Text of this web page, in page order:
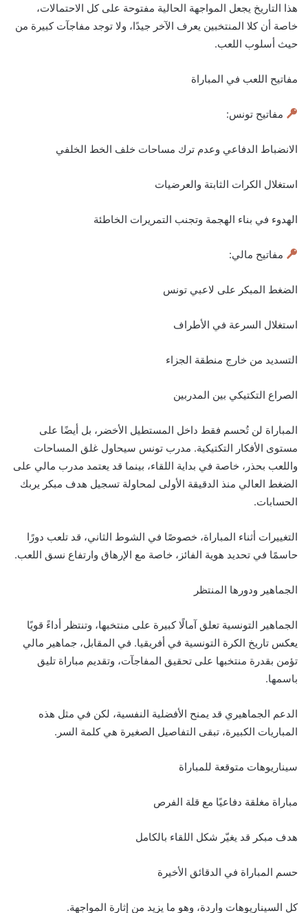
هذا التاريخ يجعل المواجهة الحالية مفتوحة على كل الاحتمالات،
خاصة أن كلا المنتخبين يعرف الآخر جيدًا، ولا توجد مفاجآت كبيرة من
حيث أسلوب اللعب.
مفاتيح اللعب في المباراة
مفاتيح تونس:
الانضباط الدفاعي وعدم ترك مساحات خلف الخط الخلفي
استغلال الكرات الثابتة والعرضيات
الهدوء في بناء الهجمة وتجنب التمريرات الخاطئة
مفاتيح مالي:
الضغط المبكر على لاعبي تونس
استغلال السرعة في الأطراف
التسديد من خارج منطقة الجزاء
الصراع التكتيكي بين المدربين
المباراة لن تُحسم فقط داخل المستطيل الأخضر، بل أيضًا على
مستوى الأفكار التكتيكية. مدرب تونس سيحاول غلق المساحات
واللعب بحذر، خاصة في بداية اللقاء، بينما قد يعتمد مدرب مالي على
الضغط العالي منذ الدقيقة الأولى لمحاولة تسجيل هدف مبكر يربك
الحسابات.
التغييرات أثناء المباراة، خصوصًا في الشوط الثاني، قد تلعب دورًا
حاسمًا في تحديد هوية الفائز، خاصة مع الإرهاق وارتفاع نسق اللعب.
الجماهير ودورها المنتظر
الجماهير التونسية تعلق آمالًا كبيرة على منتخبها، وتنتظر أداءً قويًا
يعكس تاريخ الكرة التونسية في أفريقيا. في المقابل، جماهير مالي
تؤمن بقدرة منتخبها على تحقيق المفاجآت، وتقديم مباراة تليق
باسمها.
الدعم الجماهيري قد يمنح الأفضلية النفسية، لكن في مثل هذه
المباريات الكبيرة، تبقى التفاصيل الصغيرة هي كلمة السر.
سيناريوهات متوقعة للمباراة
مباراة مغلقة دفاعيًا مع قلة الفرص
هدف مبكر قد يغيّر شكل اللقاء بالكامل
حسم المباراة في الدقائق الأخيرة
كل السيناريوهات واردة، وهو ما يزيد من إثارة المواجهة.